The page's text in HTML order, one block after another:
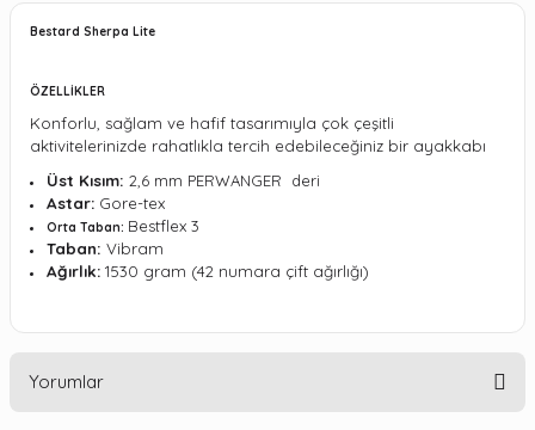
Bestard Sherpa Lite
ÖZELLİKLER
Konforlu, sağlam ve hafif tasarımıyla çok çeşitli
aktivitelerinizde rahatlıkla tercih edebileceğiniz bir ayakkabı
Üst Kısım: 2,6 mm PERWANGER deri
Astar: Gore-tex
Orta Taban: Bestflex 3
Taban: Vibram
Ağırlık: 1530 gram (42 numara çift ağırlığı)
Yorumlar